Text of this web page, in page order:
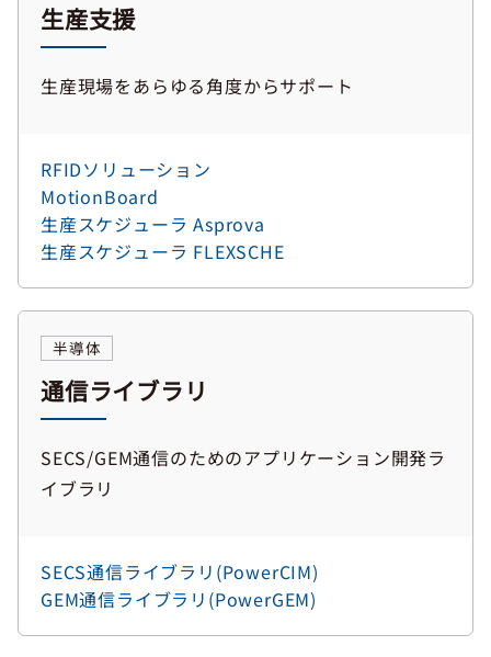
生産支援
生産現場をあらゆる角度からサポート
RFIDソリューション
MotionBoard
生産スケジューラ Asprova
生産スケジューラ FLEXSCHE
半導体
通信ライブラリ
SECS/GEM通信のためのアプリケーション開発ラ
イブラリ
SECS通信ライブラリ(PowerCIM)
GEM通信ライブラリ(PowerGEM)